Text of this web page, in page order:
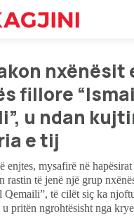
nxënësit
fillore
u ndan
e tij
enjtes, mysafirë në hapësirat
rastin të jenë një grup
Qemaili”, të cilët siç ka
pritën ngrohtësisht nga